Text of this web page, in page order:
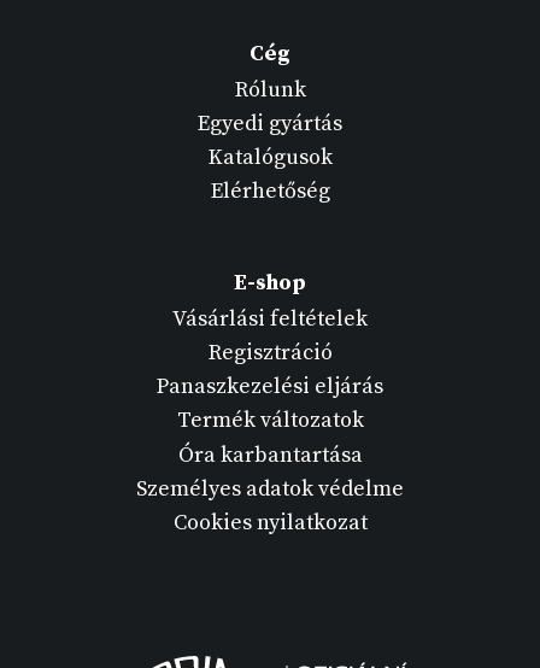
Cég
Rólunk
Egyedi gyártás
Katalógusok
Elérhetőség
E-shop
Vásárlási feltételek
Regisztráció
Panaszkezelési eljárás
Termék változatok
Óra karbantartása
Személyes adatok védelme
Cookies nyilatkozat